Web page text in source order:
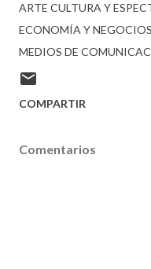
ARTE CULTURA Y
ECONOMÍA Y NEGOCIOS
MEDIOS DE
COMPARTIR
Comentarios